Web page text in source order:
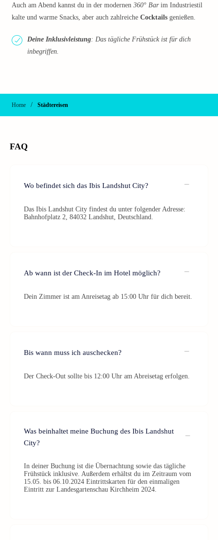
Auch am Abend kannst du in der modernen 360° Barim Industriestil
kalte und warme Snacks, aber auch zahlreiche Cocktails genießen.
Deine Inklusivleistung: Das tägliche Frühstück ist für dich
inbegriffen.
Home / Städtereisen
FAQ
Wo befindet sich das Ibis Landshut City?
Das Ibis Landshut City findest du unter folgender Adresse:
Bahnhofplatz 2, 84032 Landshut, Deutschland.
Ab wann ist der Check-In im Hotel möglich?
Dein Zimmer ist am Anreisetag ab 15:00 Uhr für dich bereit.
Bis wann muss ich auschecken?
Der Check-Out sollte bis 12:00 Uhr am Abreisetag erfolgen.
Was beinhaltet meine Buchung des Ibis Landshut
City?
In deiner Buchung ist die Übernachtung sowie das tägliche
Frühstück inklusive. Außerdem erhältst du im Zeitraum vom
15.05. bis 06.10.2024 Eintrittskarten für den einmaligen
Eintritt zur Landesgartenschau Kirchheim 2024.